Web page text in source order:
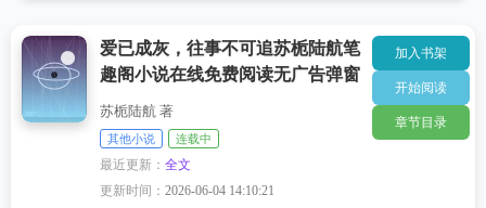
爱已成灰，往事不可追苏栀陆航笔
趣阁小说在线免费阅读无广告弹窗
苏栀陆航 著
其他小说 连载中
最近更新：全文
更新时间：2026-06-04 14:10:21
加入书架
开始阅读
章节目录